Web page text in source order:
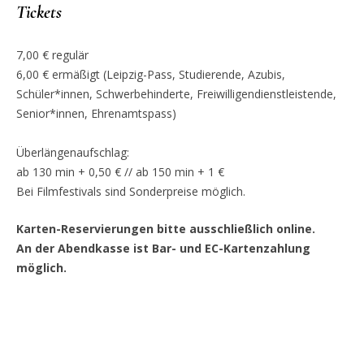
Tickets
7,00 € regulär
6,00 € ermäßigt (Leipzig-Pass, Studierende, Azubis,
Schüler*innen, Schwerbehinderte, Freiwilligendienstleistende,
Senior*innen, Ehrenamtspass)
Überlängenaufschlag:
ab 130 min + 0,50 € // ab 150 min + 1 €
Bei Filmfestivals sind Sonderpreise möglich.
Karten-Reservierungen bitte ausschließlich online.
An der Abendkasse ist Bar- und EC-Kartenzahlung
möglich.